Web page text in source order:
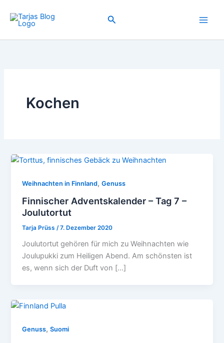
Inhalt
springen
Suchen
Kochen
Weihnachten in Finnland,Genuss
Finnischer Adventskalender – Tag 7 –
Joulutortut
Tarja Prüss /7. Dezember 2020
Joulutortut gehören für mich zu Weihnachten wie
Joulupukki zum Heiligen Abend. Am schönsten ist
es, wenn sich der Duft von […]
Genuss,Suomi